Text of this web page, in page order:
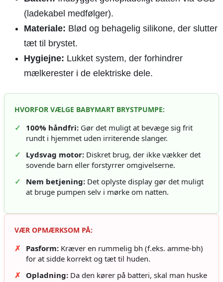
(ladekabel medfølger).
Materiale: Blød og behagelig silikone, der slutter
tæt til brystet.
Hygiejne: Lukket system, der forhindrer
mælkerester i de elektriske dele.
HVORFOR VÆLGE BABYMART BRYSTPUMPE:
✓ 100% håndfri: Gør det muligt at bevæge sig frit
rundt i hjemmet uden irriterende slanger.
✓
Lydsvag motor: Diskret brug, der ikke vækker det
sovende barn eller forstyrrer omgivelserne.
✓
Nem betjening: Det oplyste display gør det muligt
at bruge pumpen selv i mørke om natten.
VÆR OPMÆRKSOM PÅ:
✗ Pasform: Kræver en rummelig bh (f.eks. amme-bh)
for at sidde korrekt og tæt til huden.
✗
Opladning: Da den kører på batteri, skal man huske